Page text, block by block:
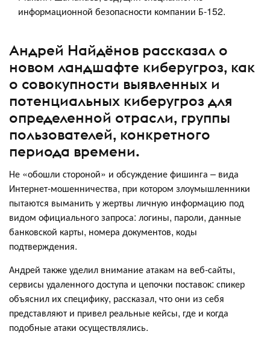
информационной безопасности компании Б-152.
Андрей Найдёнов рассказал о
новом ландшафте киберугроз, как
о совокупности выявленных и
потенциальных киберугроз для
определенной отрасли, группы
пользователей, конкретного
периода времени.
Не «обошли стороной» и обсуждение фишинга – вида
Интернет-мошенничества, при котором злоумышленники
пытаются выманить у жертвы личную информацию под
видом официального запроса: логины, пароли, данные
банковской карты, номера документов, коды
подтверждения.
Андрей также уделил внимание атакам на веб-сайты,
сервисы удаленного доступа и цепочки поставок: спикер
объяснил их специфику, рассказал, что они из себя
представляют и привел реальные кейсы, где и когда
подобные атаки осуществлялись.